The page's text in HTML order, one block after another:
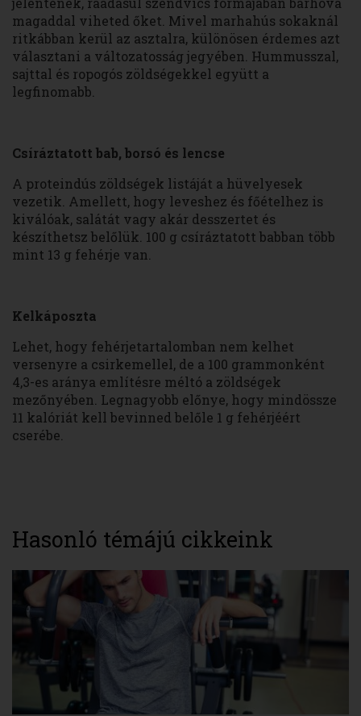
magaddal viheted őket. Mivel marhahús sokaknál
ritkábban kerül az asztalra, különösen érdemes azt
választani a változatosság jegyében. Hummusszal,
sajttal és ropogós zöldségekkel együtt a
legfinomabb.
Csíráztatott bab, borsó és lencse
A proteindús zöldségek listáját a hüvelyesek
vezetik. Amellett, hogy leveshez és főételhez is
kiválóak, salátát vagy akár desszertet és
készíthetsz belőlük. 100 g csíráztatott babban több
mint 13 g fehérje van.
Kelkáposzta
Lehet, hogy fehérjetartalomban nem kelhet
versenyre a csirkemellel, de a 100 grammonként
4,3-es aránya említésre méltó a zöldségek
mezőnyében. Legnagyobb előnye, hogy mindössze
11 kalóriát kell bevinned belőle 1 g fehérjéért
cserébe.
Hasonló témájú cikkeink